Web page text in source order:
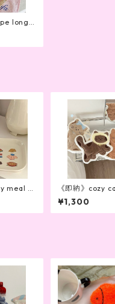
long l
meal cl
《即納》cozy
el（3type）
¥1,300